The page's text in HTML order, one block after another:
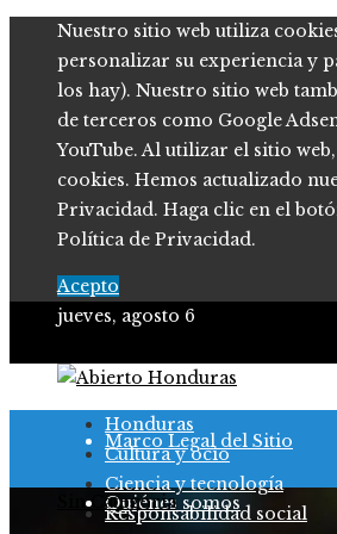
Nuestro sitio web utiliza
personalizar su experiencia y
los hay). Nuestro sitio web
de terceros como Google
YouTube. Al utilizar el sitio web,
cookies. Hemos actualizado
Privacidad. Haga clic en el
Política de Privacidad.
Acepto
jueves, agosto 6
Política de Privacidad
Marco Legal del Sitio
Quiénes somos
Honduras
Cultura y ocio
Ciencia y tecnología
Responsabilidad social
Sin Categoria